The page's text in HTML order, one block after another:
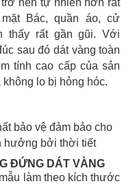
Bác, quần áo, cử
thấy rất gần gũi. Với
sau đó dát vàng toàn
tính cao cấp của sản
không lo bị hỏng hóc.
bảo vệ đảm bảo cho
hưởng bởi thời tiết
ĐỨNG DÁT VÀNG
làm theo kích thước